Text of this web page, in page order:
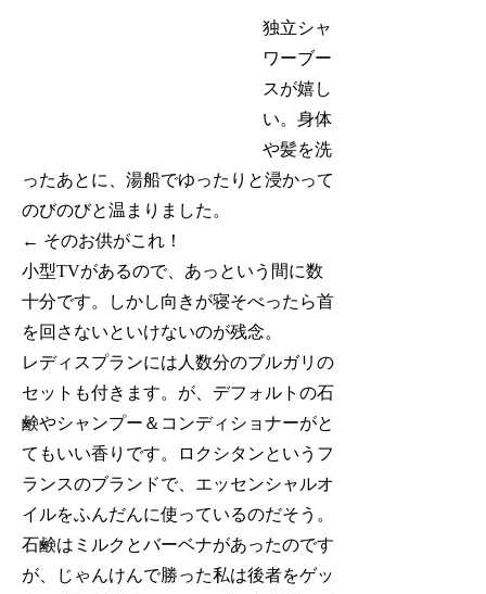
独立シャ
ワーブー
スが嬉し
い。身体
や髪を洗
ったあとに、湯船でゆったりと浸かって
のびのびと温まりました。
← そのお供がこれ！
小型TVがあるので、あっという間に数
十分です。しかし向きが寝そべったら首
を回さないといけないのが残念。
レディスプランには人数分のブルガリの
セットも付きます。が、デフォルトの石
鹸やシャンプー＆コンディショナーがと
てもいい香りです。ロクシタンというフ
ランスのブランドで、エッセンシャルオ
イルをふんだんに使っているのだそう。
石鹸はミルクとバーベナがあったのです
が、じゃんけんで勝った私は後者をゲッ